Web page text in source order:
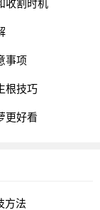
收割时机
事项
根技巧
更好看
方法